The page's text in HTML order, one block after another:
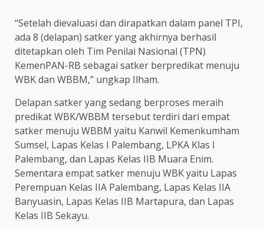
“Setelah dievaluasi dan dirapatkan dalam panel TPI,
ada 8 (delapan) satker yang akhirnya berhasil
ditetapkan oleh Tim Penilai Nasional (TPN)
KemenPAN-RB sebagai satker berpredikat menuju
WBK dan WBBM,” ungkap Ilham.
Delapan satker yang sedang berproses meraih
predikat WBK/WBBM tersebut terdiri dari empat
satker menuju WBBM yaitu Kanwil Kemenkumham
Sumsel, Lapas Kelas I Palembang, LPKA Klas I
Palembang, dan Lapas Kelas IIB Muara Enim.
Sementara empat satker menuju WBK yaitu Lapas
Perempuan Kelas IIA Palembang, Lapas Kelas IIA
Banyuasin, Lapas Kelas IIB Martapura, dan Lapas
Kelas IIB Sekayu.